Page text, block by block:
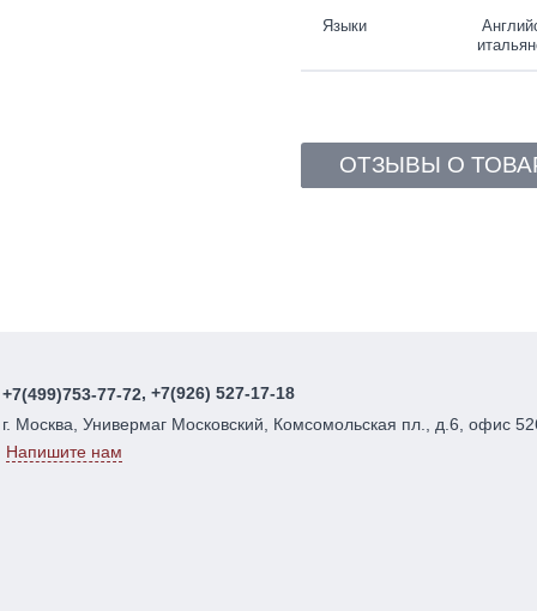
Языки
ОТЗЫВЫ О
+7(499)753-77-72, +7(926) 527-17-18
г. Москва, Универмаг Московский, Комсомольская пл., д.6, офис
Напишите нам